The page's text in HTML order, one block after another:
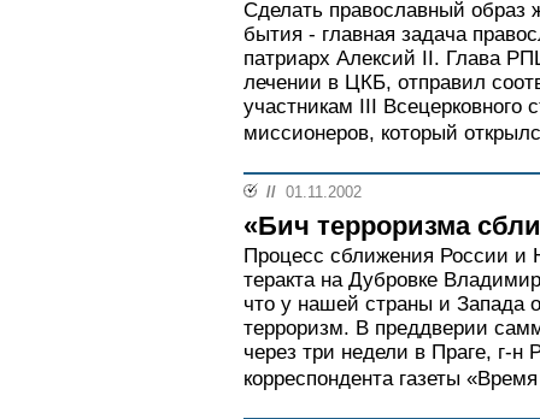
Сделать православный образ
бытия - главная задача
патриарх Алексий II. Глава
лечении в ЦКБ, отправил
участникам III Всецерковного
миссионеров, который
// 01.11.2002
«Бич терроризма
Процесс сближения России и
теракта на Дубровке
что у нашей страны и Запада
терроризм. В преддверии
через три недели в Праге, г-
корреспондента газеты